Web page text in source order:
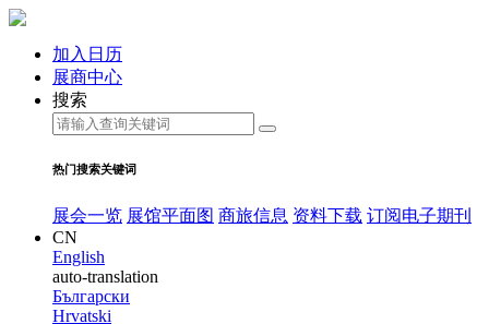
加入日历
展商中心
搜索
热门搜索关键词
展会一览 展馆平面图 商旅信息 资料下载 订阅电子期刊
CN
English
auto-translation
Български
Hrvatski